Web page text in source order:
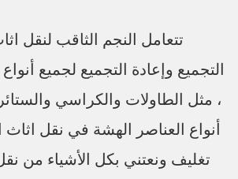
تتعامل النجم الثاقب لنقل
التجميع وإعادة التجميع لجميع
، مثل الطاولات والكراسي
أنواع العناصر الهشة في نقل اثاث
تغليف ونعتني بكل الأشياء من